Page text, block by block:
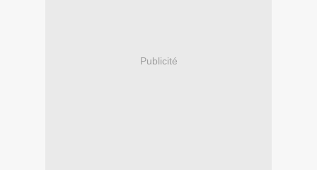
Publicité